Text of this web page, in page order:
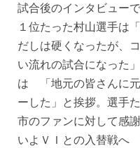
試合後のインタビュー
１位たった村山選手は
だしは硬くなったが、
い流れの試合になった
は 「地元の皆さんに
ーした」と挨拶。選手
市のファンに対して感
いよＶＩとの入替戦へ